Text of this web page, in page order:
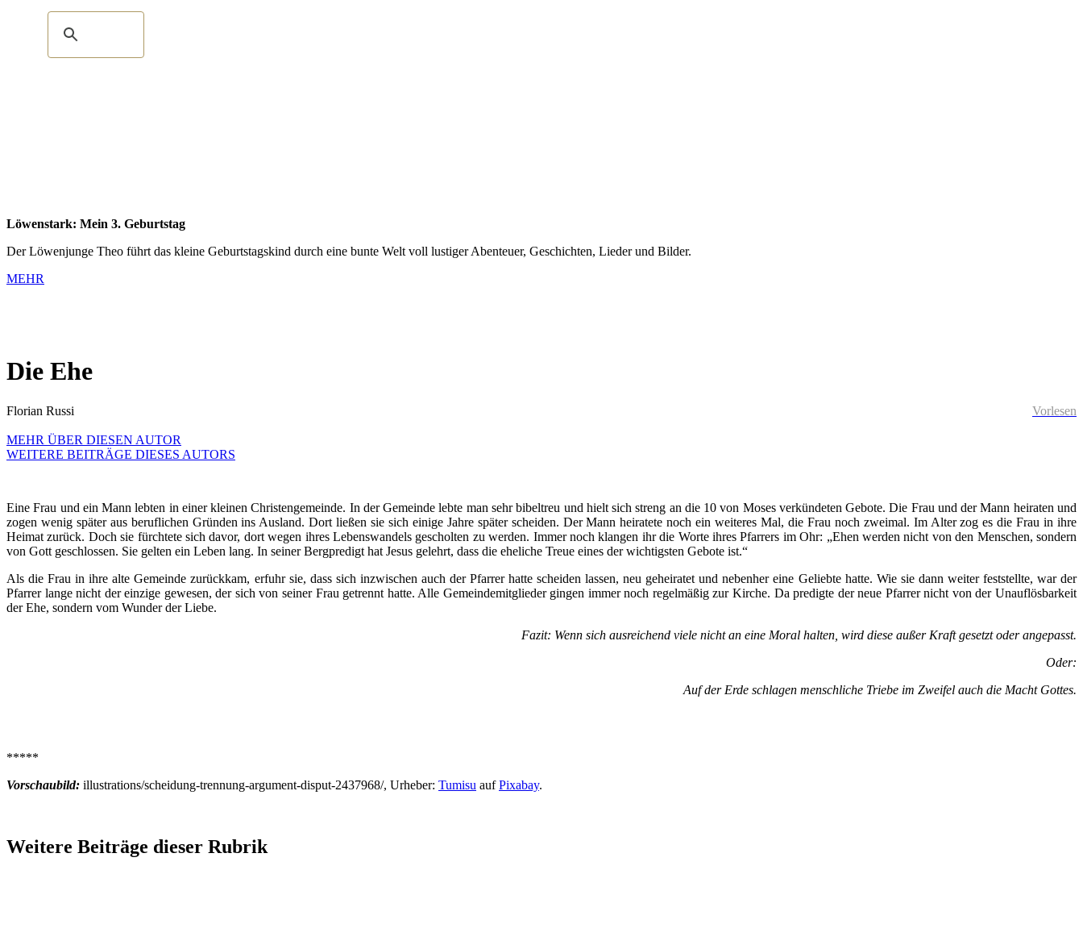
Löwenstark: Mein 3. Geburtstag
Der Löwenjunge Theo führt das kleine Geburtstagskind durch eine bunte Welt voll lustiger Abenteuer, Geschichten, Lieder und Bilder.
MEHR
Die Ehe
Vorlesen
Florian Russi
MEHR ÜBER DIESEN AUTOR
WEITERE BEITRÄGE DIESES AUTORS
Eine Frau und ein Mann lebten in einer kleinen Christengemeinde. In der Gemeinde lebte man sehr bibeltreu und hielt sich streng an die 10 von Moses verkündeten Gebote. Die Frau und der Mann heiraten und
zogen wenig später aus beruflichen Gründen ins Ausland. Dort ließen sie sich einige Jahre später scheiden. Der Mann heiratete noch ein weiteres Mal, die Frau noch zweimal. Im Alter zog es die Frau in ihre
Heimat zurück. Doch sie fürchtete sich davor, dort wegen ihres Lebenswandels gescholten zu werden. Immer noch klangen ihr die Worte ihres Pfarrers im Ohr: „Ehen werden nicht von den Menschen, sondern
von Gott geschlossen. Sie gelten ein Leben lang. In seiner Bergpredigt hat Jesus gelehrt, dass die eheliche Treue eines der wichtigsten Gebote ist.“
Als die Frau in ihre alte Gemeinde zurückkam, erfuhr sie, dass sich inzwischen auch der Pfarrer hatte scheiden lassen, neu geheiratet und nebenher eine Geliebte hatte. Wie sie dann weiter feststellte, war der
Pfarrer lange nicht der einzige gewesen, der sich von seiner Frau getrennt hatte. Alle Gemeindemitglieder gingen immer noch regelmäßig zur Kirche. Da predigte der neue Pfarrer nicht von der Unauflösbarkeit
der Ehe, sondern vom Wunder der Liebe.
Fazit: Wenn sich ausreichend viele nicht an eine Moral halten, wird diese außer Kraft gesetzt oder angepasst.
Oder:
Auf der Erde schlagen menschliche Triebe im Zweifel auch die Macht Gottes.
*****
Vorschaubild: illustrations/scheidung-trennung-argument-disput-2437968/, Urheber: Tumisu aufPixabay.
Weitere Beiträge dieser Rubrik